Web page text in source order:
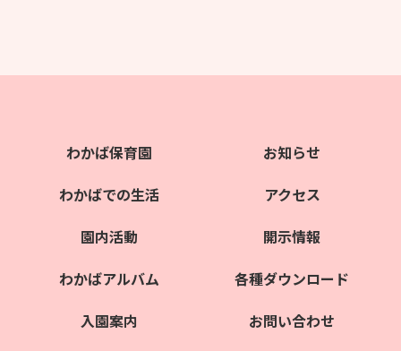
わかば保育園
わかばでの生活
園内活動
わかばアルバム
入園案内
お知らせ
アクセス
開示情報
各種ダウンロード
お問い合わせ